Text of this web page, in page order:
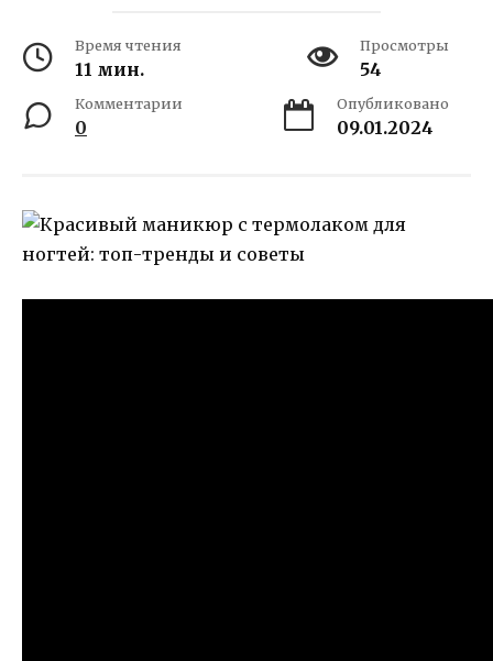
Время чтения
11 мин.
Просмотры
54
Комментарии
0
Опубликовано
09.01.2024